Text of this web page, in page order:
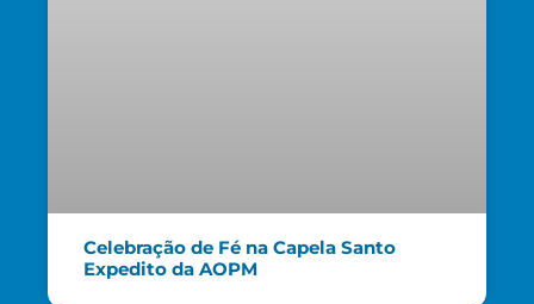
Celebração de Fé na Capela Santo
Expedito da AOPM